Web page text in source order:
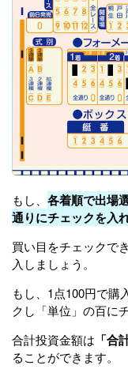
もし、 各着順で出場
通りにチェックを入
買い目をチェックで
入しましょう。
もし、1点100円で購
クし「単位」の百に
合計投資金額は 「合
ることができます。